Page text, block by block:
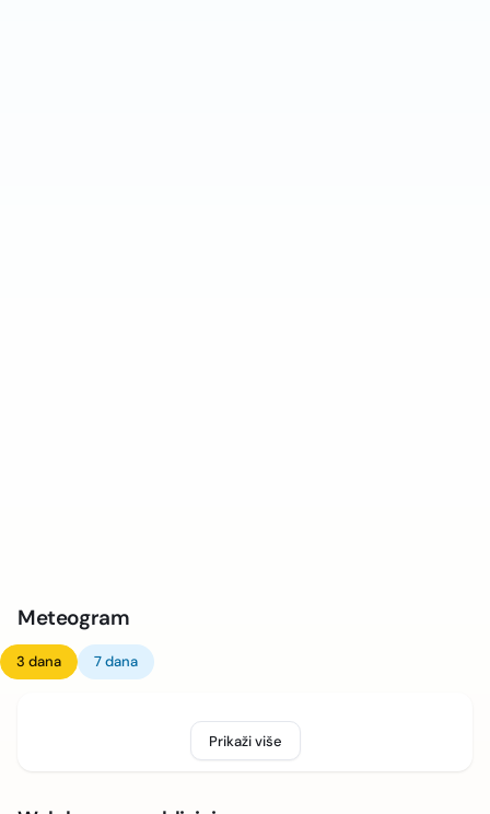
Meteogram
3 dana 7 dana
Prikaži više